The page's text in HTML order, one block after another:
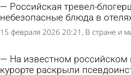
Российская тревел-
небезопасные блюда в
15 февраля 2026 20:21 В стране и
На известном
курорте раскрыли